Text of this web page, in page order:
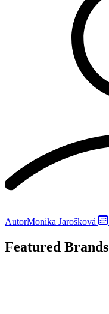
AutorMonika Jarošková
Featured Brands